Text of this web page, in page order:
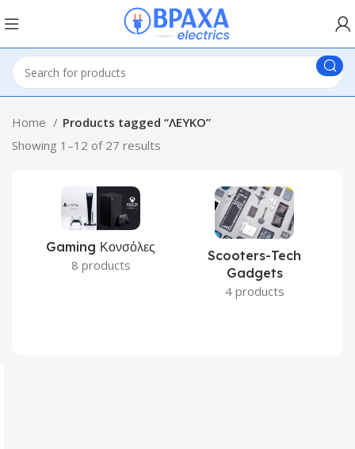
Home
Products tagged “ΛΕΥΚΟ”
Showing 1–12 of 27 results
Gaming Κονσόλες
8 products
Scooters-Tech
Gadgets
4 products